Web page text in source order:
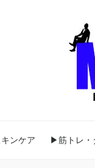
ンケア ▶筋トレ・